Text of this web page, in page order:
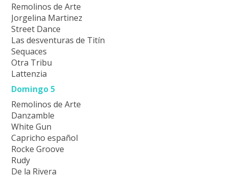
Remolinos de Arte
Jorgelina Martinez
Street Dance
Las desventuras de Titín
Sequaces
Otra Tribu
Lattenzia
Domingo 5
Remolinos de Arte
Danzamble
White Gun
Capricho español
Rocke Groove
Rudy
De la Rivera